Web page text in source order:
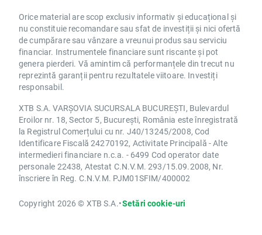
Orice material are scop exclusiv informativ și educațional și
nu constituie recomandare sau sfat de investiții și nici ofertă
de cumpărare sau vânzare a vreunui produs sau serviciu
financiar. Instrumentele financiare sunt riscante și pot
genera pierderi. Vă amintim că performanțele din trecut nu
reprezintă garanții pentru rezultatele viitoare. Investiți
responsabil.
XTB S.A. VARȘOVIA SUCURSALA BUCUREȘTI, Bulevardul
Eroilor nr. 18, Sector 5, București, România este înregistrată
la Registrul Comerțului cu nr. J40/13245/2008, Cod
Identificare Fiscală 24270192, Activitate Principală - Alte
intermedieri financiare n.c.a. - 6499 Cod operator date
personale 22438, Atestat C.N.V.M. 293/15.09.2008, Nr.
înscriere în Reg. C.N.V.M. PJM01SFIM/400002
Copyright 2026 © XTB S.A.•Setări cookie-uri